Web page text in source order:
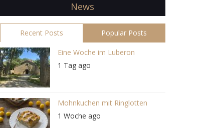
News
Recent Posts Popular Posts
Eine Woche im Luberon
1 Tag ago
Mohnkuchen mit Ringlotten
1 Woche ago